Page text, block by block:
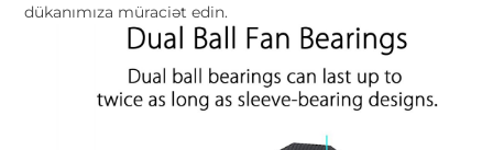
dükanımıza müraciət edin.